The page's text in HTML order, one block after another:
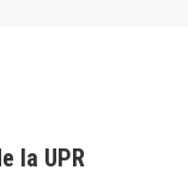
la UPR